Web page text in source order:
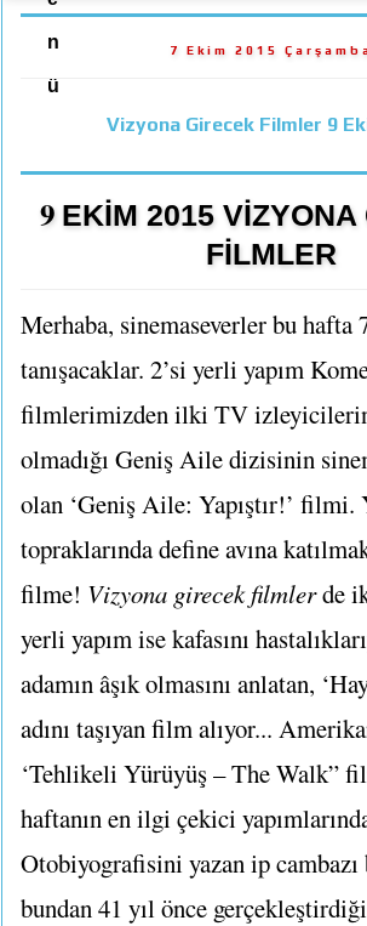
n
ü
7 Ekim 2015
Vizyona Girecek Filmler 9
9 EKİM 2015 VİZYONA
FİLMLER
Merhaba, sinemaseverler bu
tanışacaklar. 2’si yerli yapım
filmlerimizden ilki TV
olmadığı Geniş Aile dizisinin
olan ‘Geniş Aile: Yapıştır!’ filmi.
topraklarında define avına
filme! Vizyona girecek filmlerde
yerli yapım ise kafasını
adamın âşık olmasını anlatan,
adını taşıyan film alıyor...
‘Tehlikeli Yürüyüş – The Walk”
haftanın en ilgi çekici
Otobiyografisini yazan ip cambazı
bundan 41 yıl önce